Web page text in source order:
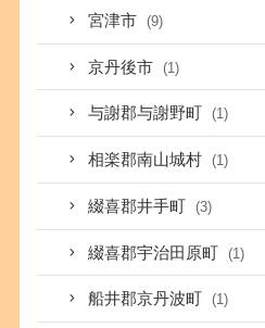
宮津市 (9)
京丹後市 (1)
与謝郡与謝野町 (1)
相楽郡南山城村 (1)
綴喜郡井手町 (3)
綴喜郡宇治田原町 (1)
船井郡京丹波町 (1)